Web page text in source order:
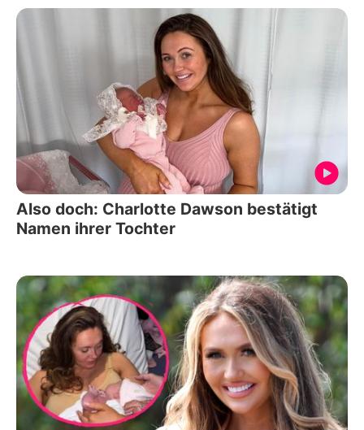
Also doch: Charlotte Dawson bestätigt
Namen ihrer Tochter